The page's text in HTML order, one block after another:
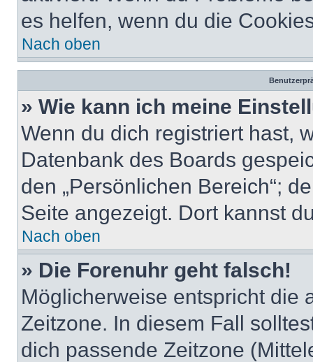
es helfen, wenn du die
Nach oben
» Wie kann ich meine
Wenn du dich registriert hast,
Datenbank des Boards
den „Persönlichen Bereich“;
Seite angezeigt. Dort kannst
Nach oben
» Die Forenuhr geht falsch!
Möglicherweise entspricht die
Zeitzone. In diesem Fall
dich passende Zeitzone